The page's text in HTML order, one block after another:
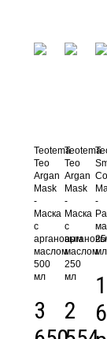
Teotema
Teo
Argan
Mask
-
Маска
с
аргановым
маслом
500
мл
3
Teotema
Teo
Argan
Mask
-
Маска
с
маслом
250
мл
2
-
мл
1